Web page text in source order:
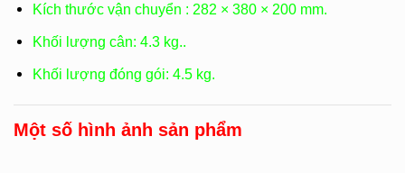
Kích thước vận chuyển : 282 × 380 × 200 mm.
Khối lượng cân: 4.3 kg..
Khối lượng đóng gói: 4.5 kg.
Một số hình ảnh sản phẩm